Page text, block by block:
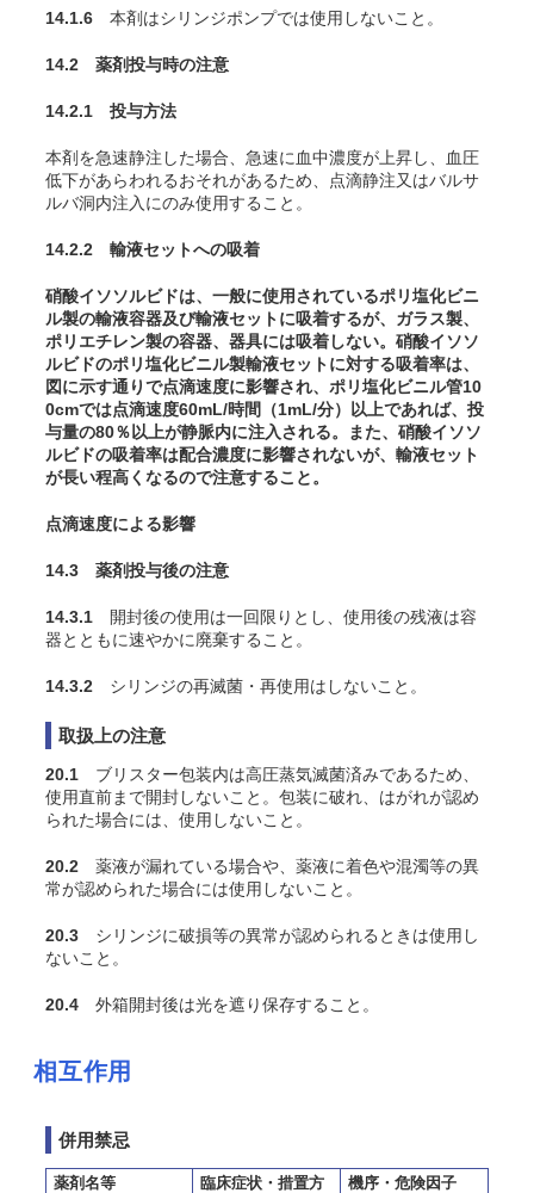
14.1.6 本剤はシリンジポンプでは使用しないこと。
14.2 薬剤投与時の注意
14.2.1 投与方法
本剤を急速静注した場合、急速に血中濃度が上昇し、血圧
低下があらわれるおそれがあるため、点滴静注又はバルサ
ルバ洞内注入にのみ使用すること。
14.2.2 輸液セットへの吸着
硝酸イソソルビドは、一般に使用されているポリ塩化ビニ
ル製の輸液容器及び輸液セットに吸着するが、ガラス製、
ポリエチレン製の容器、器具には吸着しない。硝酸イソソ
ルビドのポリ塩化ビニル製輸液セットに対する吸着率は、
図に示す通りで点滴速度に影響され、ポリ塩化ビニル管10
0cmでは点滴速度60mL/時間（1mL/分）以上であれば、投
与量の80％以上が静脈内に注入される。また、硝酸イソソ
ルビドの吸着率は配合濃度に影響されないが、輸液セット
が長い程高くなるので注意すること。
点滴速度による影響
14.3 薬剤投与後の注意
14.3.1 開封後の使用は一回限りとし、使用後の残液は容
器とともに速やかに廃棄すること。
14.3.2 シリンジの再滅菌・再使用はしないこと。
取扱上の注意
20.1 ブリスター包装内は高圧蒸気滅菌済みであるため、
使用直前まで開封しないこと。包装に破れ、はがれが認め
られた場合には、使用しないこと。
20.2 薬液が漏れている場合や、薬液に着色や混濁等の異
常が認められた場合には使用しないこと。
20.3 シリンジに破損等の異常が認められるときは使用し
ないこと。
20.4 外箱開封後は光を遮り保存すること。
相互作用
併用禁忌
薬剤名等 臨床症状・措置方 機序・危険因子